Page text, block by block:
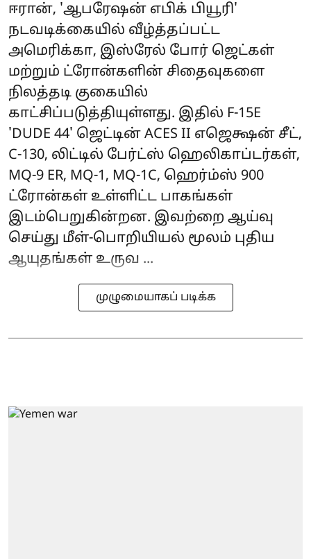
ஈரான், 'ஆபரேஷன் எபிக் பியூரி'
நடவடிக்கையில் வீழ்த்தப்பட்ட
அமெரிக்கா, இஸ்ரேல் போர் ஜெட்கள்
மற்றும் ட்ரோன்களின் சிதைவுகளை
நிலத்தடி குகையில்
காட்சிப்படுத்தியுள்ளது. இதில் F-15E
'DUDE 44' ஜெட்டின் ACES II எஜெக்ஷன் சீட்,
C-130, லிட்டில் பேர்ட்ஸ் ஹெலிகாப்டர்கள்,
MQ-9 ER, MQ-1, MQ-1C, ஹெர்ம்ஸ் 900
ட்ரோன்கள் உள்ளிட்ட பாகங்கள்
இடம்பெறுகின்றன. இவற்றை ஆய்வு
செய்து மீள்-பொறியியல் மூலம் புதிய
ஆயுதங்கள் உருவ ...
முழுமையாகப் படிக்க